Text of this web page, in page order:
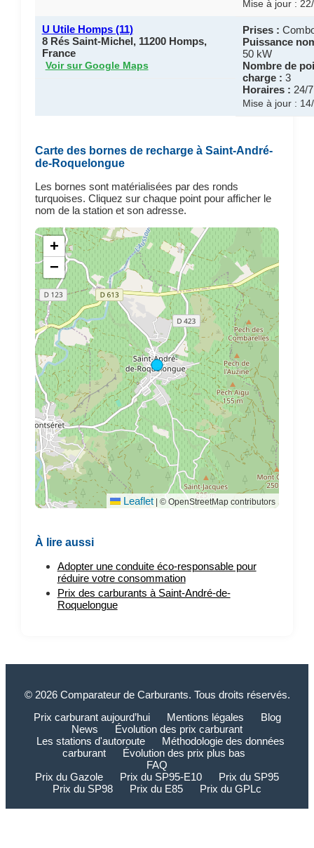
Mise à jour :
U Utile Homps (11)
8 Rés Saint-Michel, 11200 Homps,
France
Voir sur Google Maps
Prises :
Puissance
50 kW
Nombre de
charge : 3
Horaires : 24/7
Mise à jour :
Carte des bornes de recharge à Saint-André-
de-Roquelongue
Les bornes sont matérialisées par des ronds
turquoises. Cliquez sur chaque point pour afficher le
nom de la station et son adresse.
+
−
Leaflet | © OpenStreetMap contributors
À lire aussi
Adopter une conduite éco-responsable pour
réduire votre consommation
Prix des carburants à Saint-André-de-
Roquelongue
© 2026 Comparateur de Carburants. Tous droits réservés.
Prix carburant aujourd’hui
Mentions légales
Blog
News
Évolution des prix carburant
Les stations d'autoroute
Méthodologie des données
carburant
Évolution des prix plus bas
FAQ
Prix du Gazole
Prix du SP95-E10
Prix du SP95
Prix du SP98
Prix du E85 Prix du GPLc